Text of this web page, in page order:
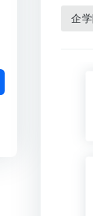
企